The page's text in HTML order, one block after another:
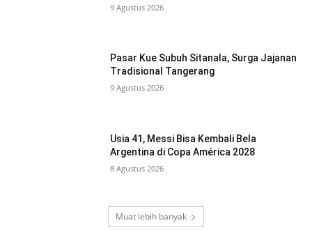
9 Agustus 2026
Pasar Kue Subuh Sitanala, Surga Jajanan
Tradisional Tangerang
9 Agustus 2026
Usia 41, Messi Bisa Kembali Bela
Argentina di Copa América 2028
8 Agustus 2026
Muat lebih banyak